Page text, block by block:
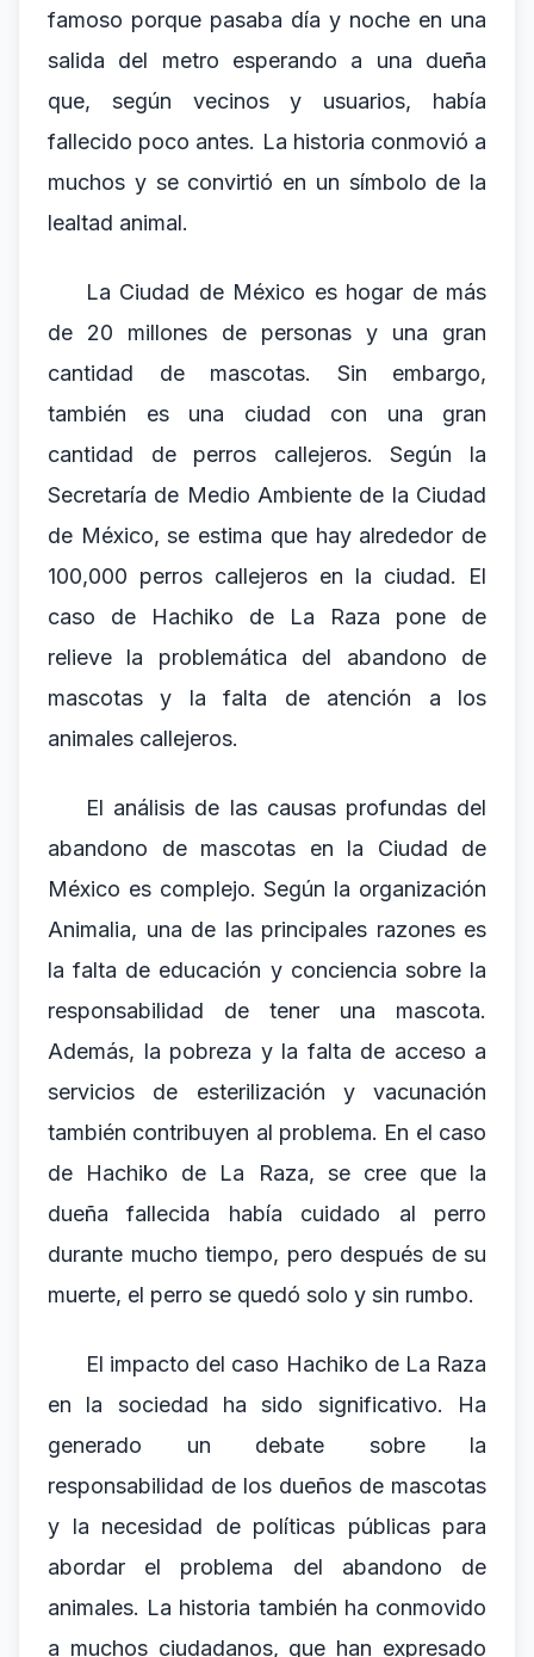
famoso porque pasaba día y noche en una
salida del metro esperando a una dueña
que, según vecinos y usuarios, había
fallecido poco antes. La historia conmovió a
muchos y se convirtió en un símbolo de la
lealtad animal.
La Ciudad de México es hogar de más
de 20 millones de personas y una gran
cantidad de mascotas. Sin embargo,
también es una ciudad con una gran
cantidad de perros callejeros. Según la
Secretaría de Medio Ambiente de la Ciudad
de México, se estima que hay alrededor de
100,000 perros callejeros en la ciudad. El
caso de Hachiko de La Raza pone de
relieve la problemática del abandono de
mascotas y la falta de atención a los
animales callejeros.
El análisis de las causas profundas del
abandono de mascotas en la Ciudad de
México es complejo. Según la organización
Animalia, una de las principales razones es
la falta de educación y conciencia sobre la
responsabilidad de tener una mascota.
Además, la pobreza y la falta de acceso a
servicios de esterilización y vacunación
también contribuyen al problema. En el caso
de Hachiko de La Raza, se cree que la
dueña fallecida había cuidado al perro
durante mucho tiempo, pero después de su
muerte, el perro se quedó solo y sin rumbo.
El impacto del caso Hachiko de La Raza
en la sociedad ha sido significativo. Ha
generado un debate sobre la
responsabilidad de los dueños de mascotas
y la necesidad de políticas públicas para
abordar el problema del abandono de
animales. La historia también ha conmovido
a muchos ciudadanos, que han expresado